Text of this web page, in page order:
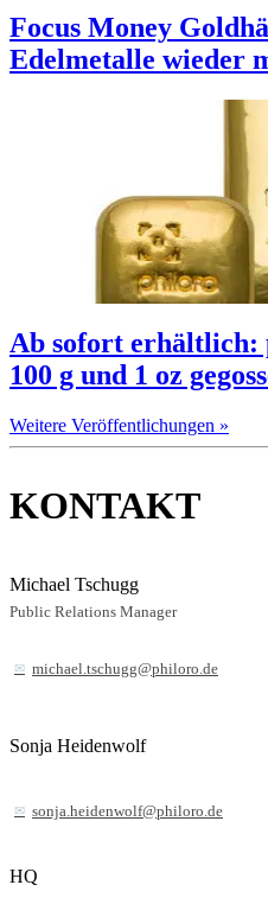
Focus Money
Edelmetalle wieder
Ab sofort
100 g und 1 oz
Weitere Veröffentlichungen »
KONTAKT
Michael Tschugg
Public Relations Manager
michael.tschugg@philoro.de
Sonja Heidenwolf
sonja.heidenwolf@philoro.de
HQ